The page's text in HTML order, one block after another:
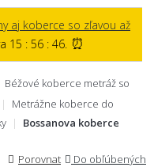
aj koberce so zľavou až
15 : 56 : 45. ⏰
Béžové koberce metráž so
Metrážne koberce do
Bossanova koberce
Porovnat Do obľúbených